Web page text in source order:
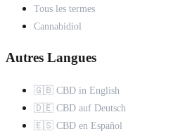
Tous les termes
Cannabidiol
Autres Langues
🇬🇧 CBD in English
🇩🇪 CBD auf Deutsch
🇪🇸 CBD en Español